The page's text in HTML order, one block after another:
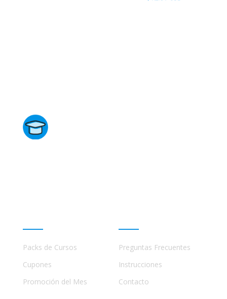
Packs de Cursos
Cupones
Promoción del Mes
Preguntas Frecuentes
Instrucciones
Contacto